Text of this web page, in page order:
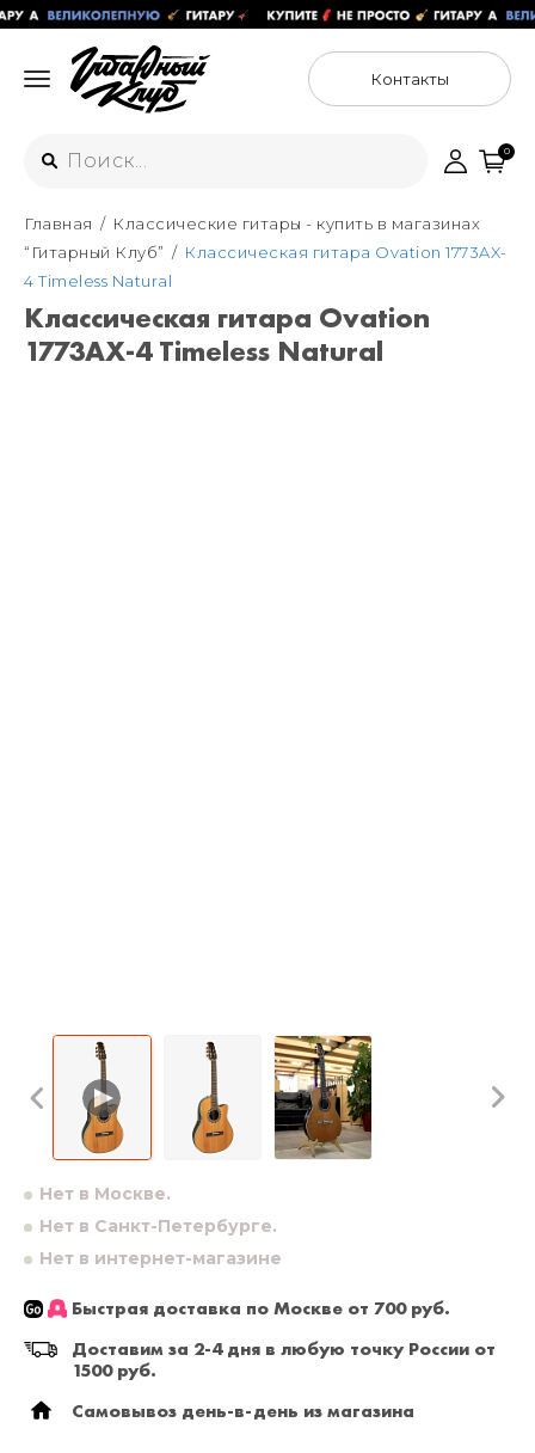
Контакты
Интернет-магазин
+7 (925) 125-54-44
Москва
+7 (925) 176-55-65
ул. Большая Новодмитровская 36с15,
Санкт-Петербург
0
Главная
Классические гитары - купить в магазинах
“Гитарный Клуб”
Классическая гитара Ovation 1773AX-
4 Timeless Natural
Классическая гитара Ovation
1773AX-4 Timeless Natural
Нет в Москве.
Нет в Санкт-Петербурге.
Нет в интернет-магазине
Быстрая доставка по Москве от 700 руб.
Доставим за 2-4 дня в любую точку России от
1500 руб.
Самовывоз день-в-день из магазина